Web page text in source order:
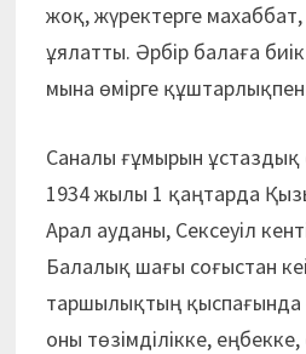
жоқ, жүректерге махаббат,
ұялатты. Әрбір балаға
мына өмірге
Саналы ғұмырын ұстаздық
1934 жылы 1 қаңтарда
Арал ауданы, Сексеуіл
Балалық шағы соғыстан
таршылықтың қыспағында
оны төзімділікке,